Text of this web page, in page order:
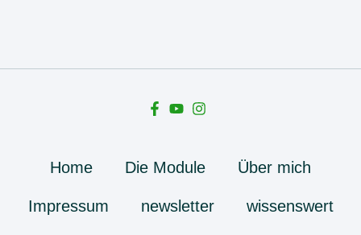
Home Die Module Über mich
Impressum newsletter wissenswert